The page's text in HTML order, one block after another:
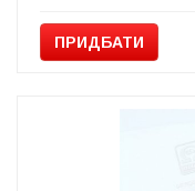
ПРИДБАТИ